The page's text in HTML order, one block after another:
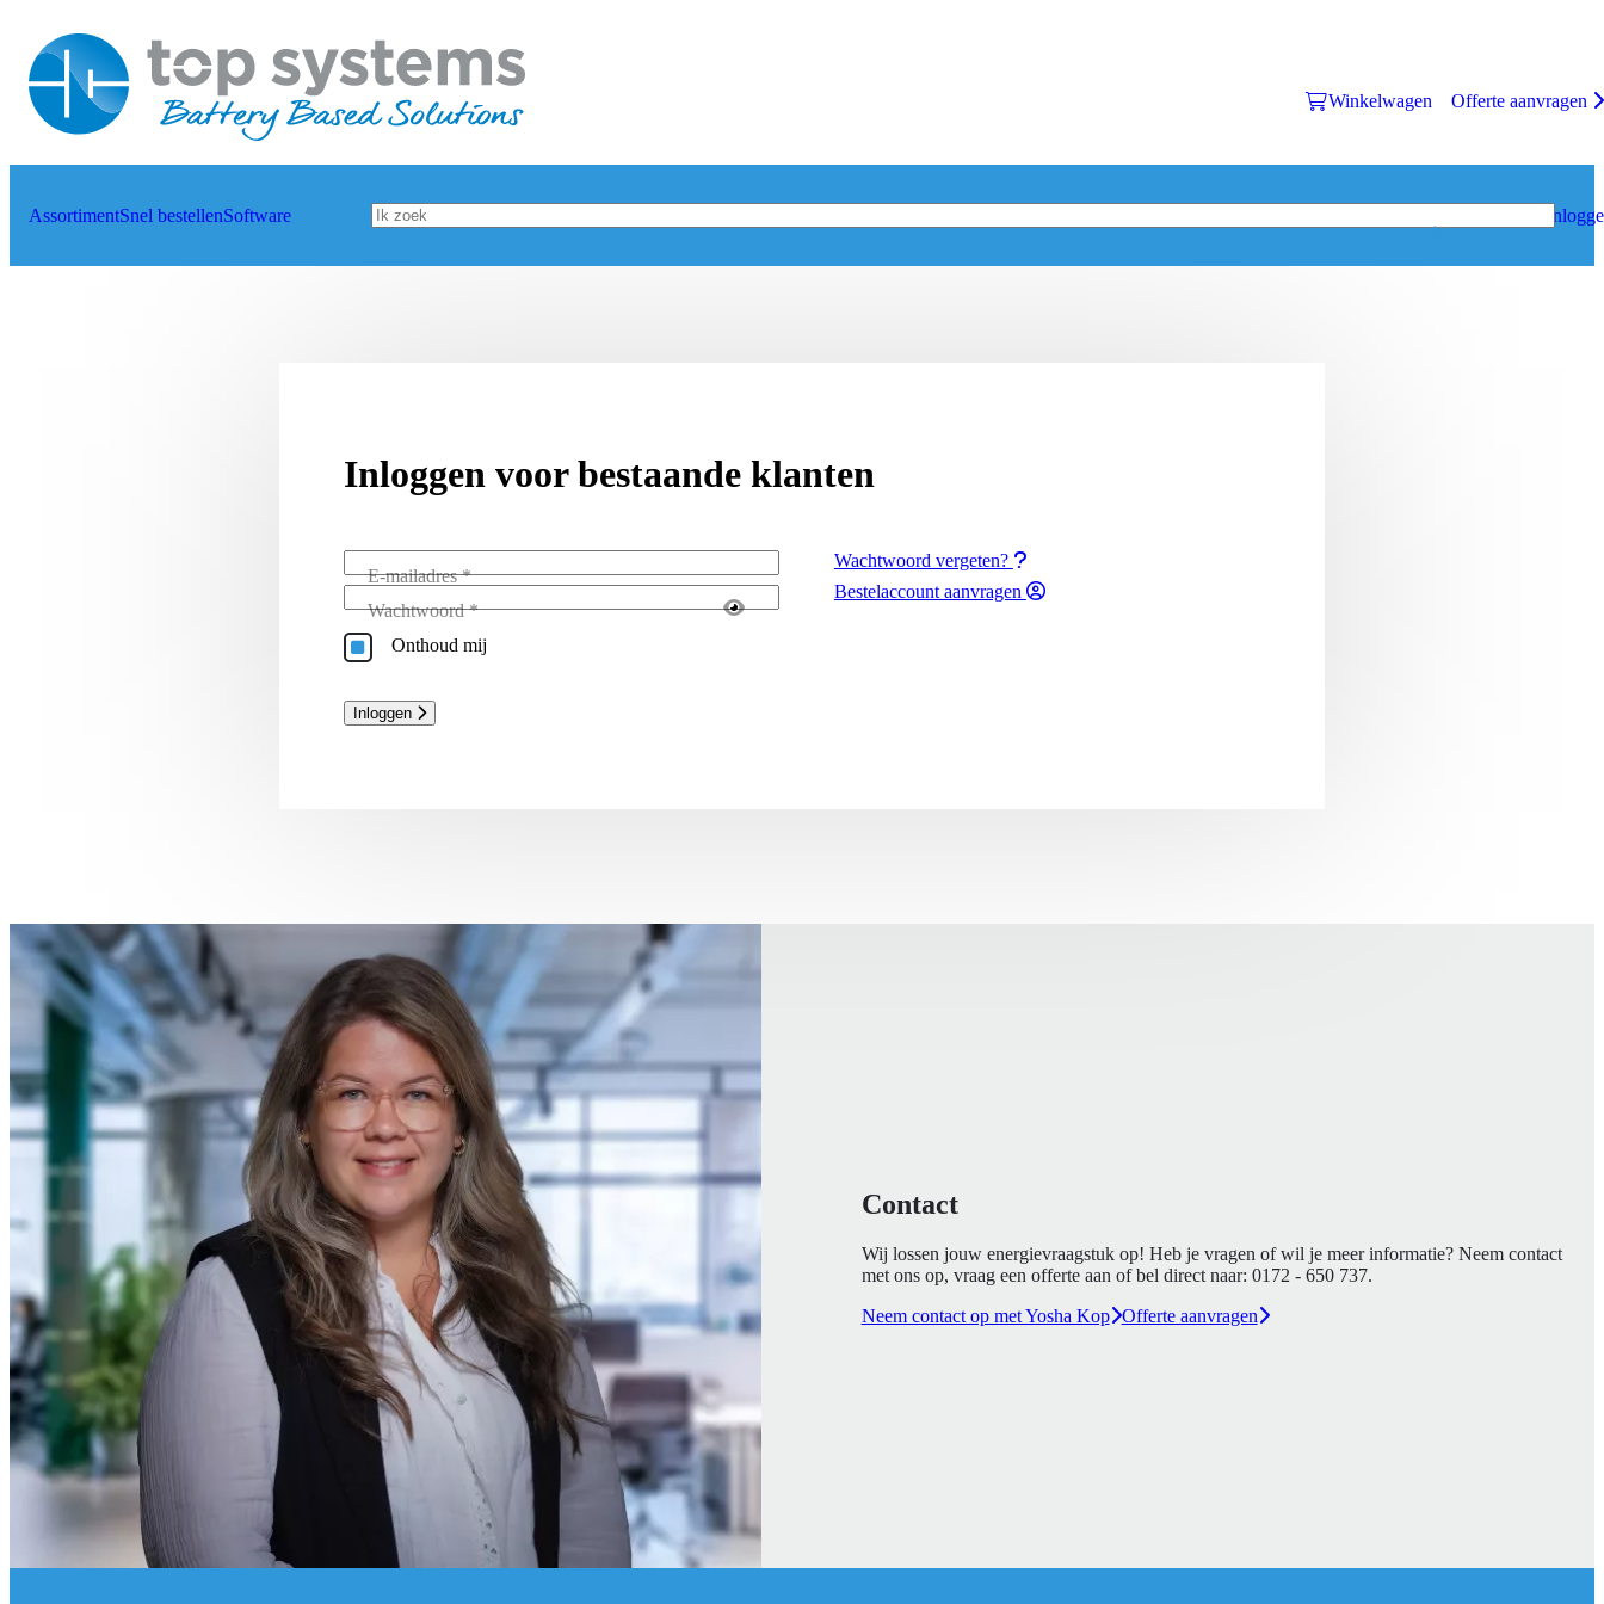
Winkelwagen Offerte aanvragen
AssortimentSnel bestellenSoftware
Inloggen voor bestaande klanten
E-mailadres *
Wachtwoord *
Onthoud mij
Inloggen
Wachtwoord vergeten?
Bestelaccount aanvragen
Contact
Wij lossen jouw energievraagstuk op! Heb je vragen of wil je meer informatie? Neem contact
met ons op, vraag een offerte aan of bel direct naar: 0172 - 650 737.
Neem contact op met Yosha Kop Offerte aanvragen